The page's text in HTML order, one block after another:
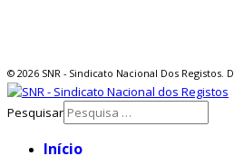
© 2026 SNR - Sindicato Nacional Dos Registos.
Pesquisar
Início